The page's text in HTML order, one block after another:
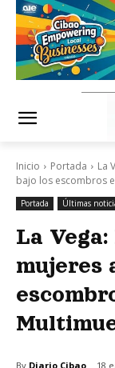
Inicio Portada
La
bajo los escombros
Portada Últimas
La
mujeres
By Diario Cibao 18